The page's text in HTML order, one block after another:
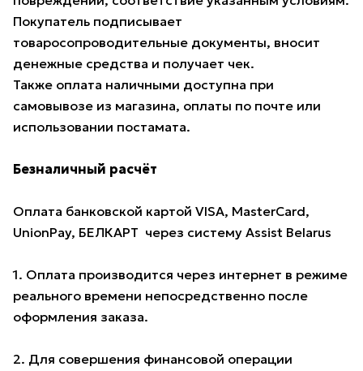
Покупатель подписывает
товаросопроводительные документы, вносит
денежные средства и получает чек.
Также оплата наличными доступна при
самовывозе из магазина, оплаты по почте или
использовании постамата.
Безналичный расчёт
Оплата банковской картой VISA, MasterCard,
UnionPay, БЕЛКАРТ через систему Assist Belarus
1. Оплата производится через интернет в режиме
реального времени непосредственно после
оформления заказа.
2. Для совершения финансовой операции